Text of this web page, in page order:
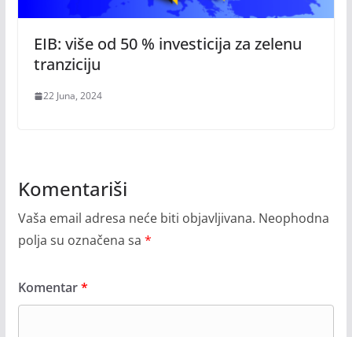
EIB: više od 50 % investicija za zelenu
tranziciju
22 Juna, 2024
Komentariši
Vaša email adresa neće biti objavljivana. Neophodna
polja su označena sa *
Komentar*